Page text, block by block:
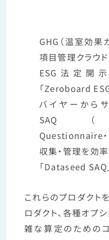
GHG（温室効果
項目管理クラウ
ESG法定開
「Zeroboard ESG
バイヤーから
SAQ（
Questionnaire・
収集・管理を効
「Dataseed SAQ
これらのプロダクト
ロダクト、各種オプ
雑な算定のための